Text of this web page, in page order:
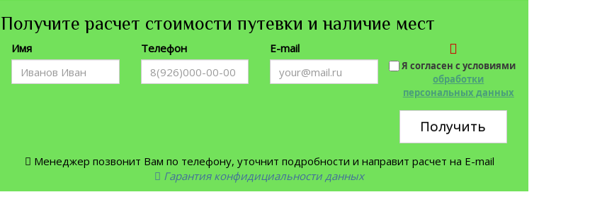
Получите расчет стоимости путевки и наличие мест
Имя Телефон E-mail
Я согласен с условиями
обработки
персональных данных
Получить
Менеджер позвонит Вам по телефону, уточнит подробности и направит расчет на E-mail
Гарантия конфидициальности данных